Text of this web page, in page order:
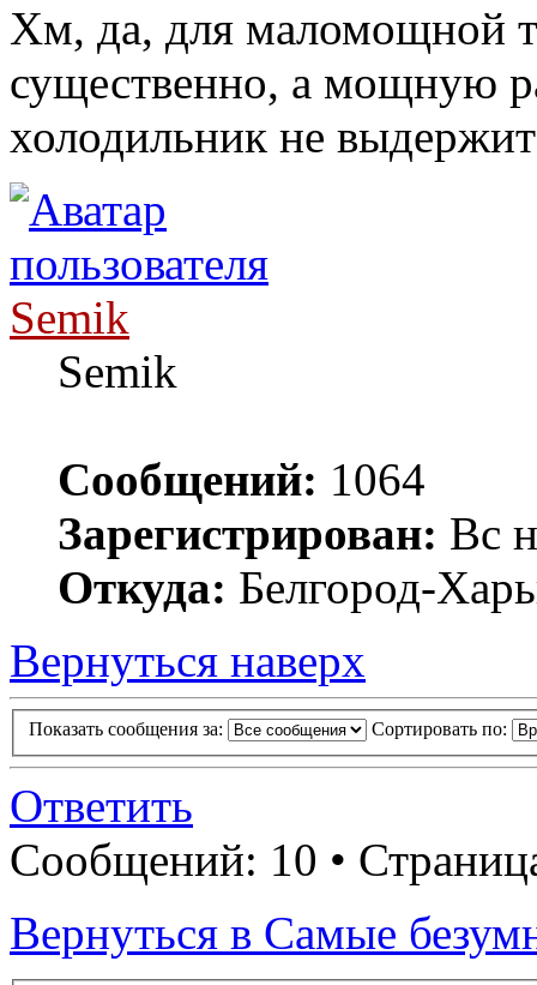
Хм, да, для маломощной
существенно, а мощную
холодильник не
Semik
Semik
Сообщений: 1064
Зарегистрирован: Вс
Откуда: Белгород-
Вернуться наверх
Показать сообщения за: Сортировать по:
Ответить
Сообщений: 10 •
Вернуться в Самые